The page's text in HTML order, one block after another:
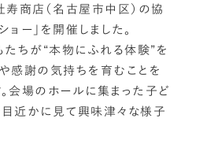
寿商店（名古屋市中区）の協
ー」を開催しました。
たちが“本物にふれる体験”を
感謝の気持ちを育むことを
会場のホールに集まった子ど
近かに見て興味津々な様子